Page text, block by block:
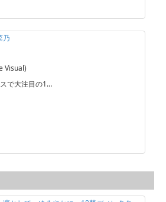
乃
Visual)
で大注目の1…